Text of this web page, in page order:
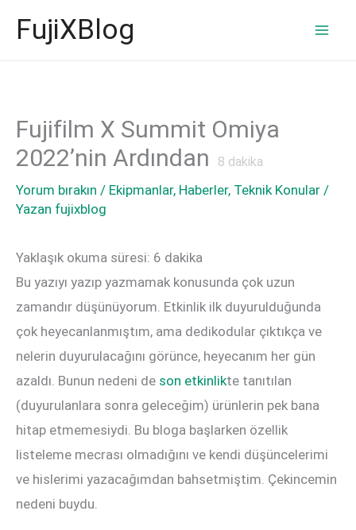
atlaFujiXBlog
Fujifilm X Summit Omiya
2022’nin Ardından
8 dakika
Yorum bırakın / Ekipmanlar, Haberler, Teknik Konular /
Yazan fujixblog
Yaklaşık okuma süresi: 6 dakika
Bu yazıyı yazıp yazmamak konusunda çok uzun
zamandır düşünüyorum. Etkinlik ilk duyurulduğunda
çok heyecanlanmıştım, ama dedikodular çıktıkça ve
nelerin duyurulacağını görünce, heyecanım her gün
azaldı. Bunun nedeni de son etkinlikte tanıtılan
(duyurulanlara sonra geleceğim) ürünlerin pek bana
hitap etmemesiydi. Bu bloga başlarken özellik
listeleme mecrası olmadığını ve kendi düşüncelerimi
ve hislerimi yazacağımdan bahsetmiştim. Çekincemin
nedeni buydu.